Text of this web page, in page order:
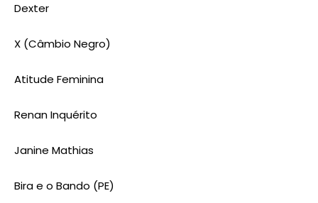
Dexter
X (Câmbio Negro)
Atitude Feminina
Renan Inquérito
Janine Mathias
Bira e o Bando (PE)